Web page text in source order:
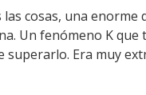
cosas, una
Un fenómeno K
Era muy